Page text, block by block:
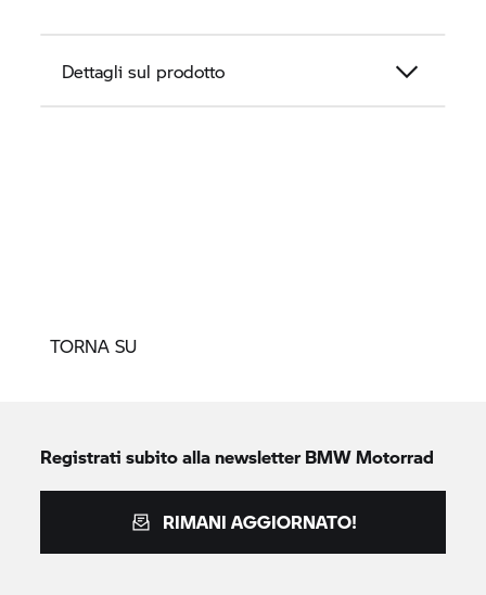
Dettagli sul prodotto
TORNA SU
Registrati subito alla newsletterBMW Motorrad
RIMANI AGGIORNATO!